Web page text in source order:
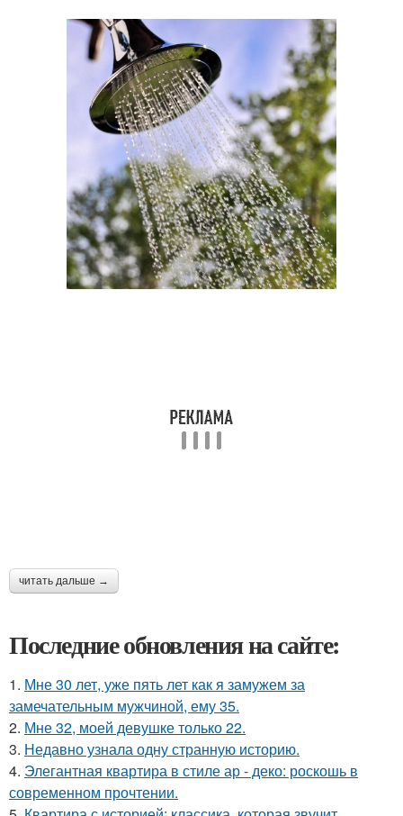
читать дальше →
Последние обновления на сайте:
1. Мне 30 лет, уже пять лет как я замужем за
замечательным мужчиной, ему 35.
2. Мне 32, моей девушке только 22.
3. Недавно узнала одну странную историю.
4. Элегантная квартира в стиле ар - деко: роскошь в
современном прочтении.